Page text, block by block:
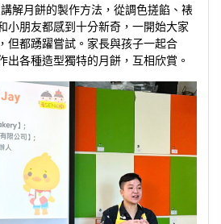
解月餅的製作方法，從調色搓餡、裱
小朋友都感到十分新奇，一開始大家
但都踴躍嘗試。家長與孩子一起合
出各種造型獨特的月餅，互相欣賞。